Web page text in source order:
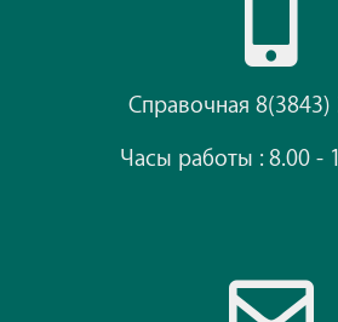
Справочная 8(3843)
Часы работы : 8.00 -